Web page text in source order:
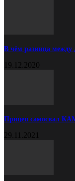
В чём разница между
19.12.2020
Прицеп самосвал
29.11.2021